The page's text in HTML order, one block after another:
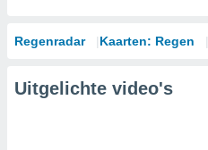
Regenradar Kaarten: Regen
Uitgelichte video's